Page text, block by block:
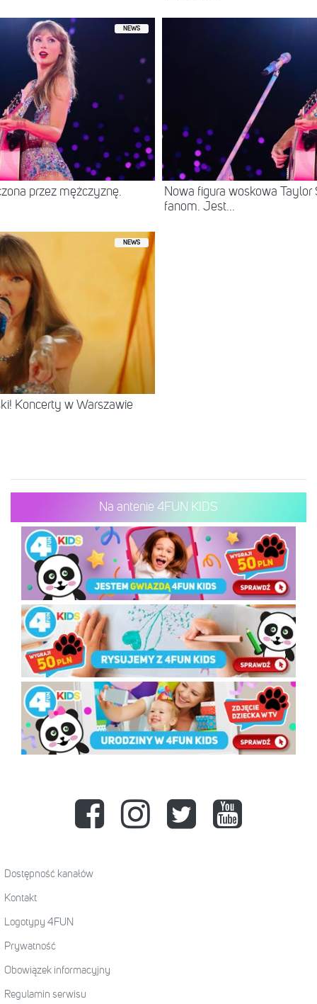
NEWS
przez mężczyznę.
Nowa figura woskowa Taylor
fanom. Jest...
NEWS
Koncerty w Warszawie
Na antenie 4FUN KIDS
Dostępność kanałów
Kontakt
Logotypy 4FUN
Prywatność
Obowiązek informacyjny
Regulamin serwisu